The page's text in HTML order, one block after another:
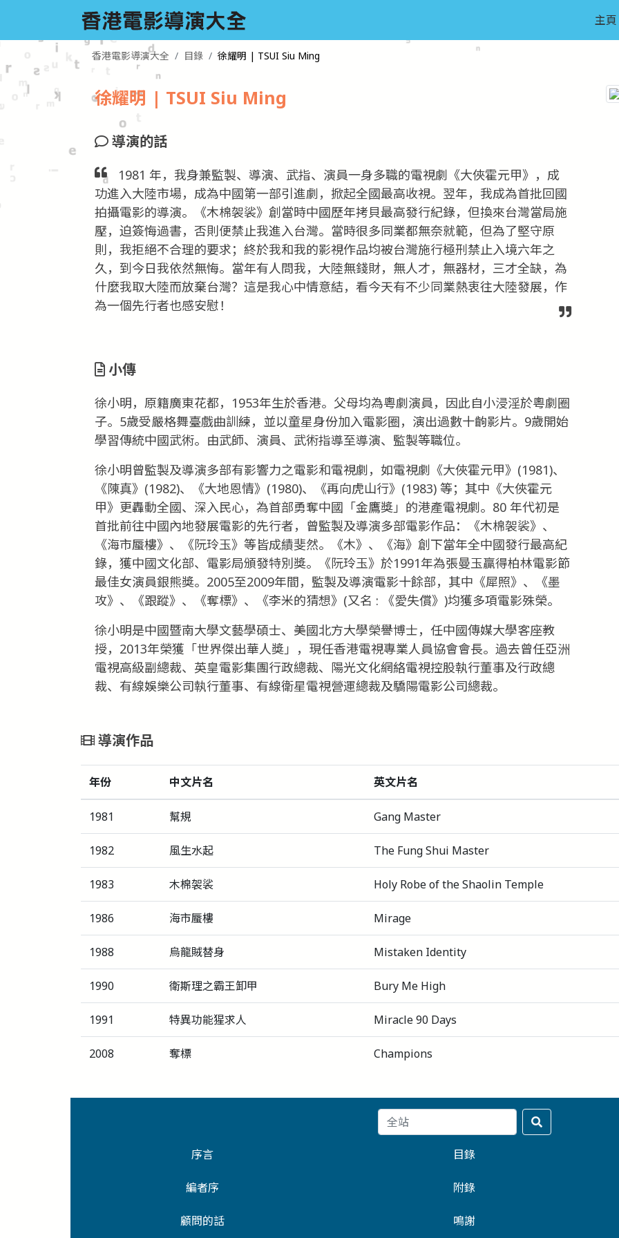
主頁
香港電影導演大全 目錄 徐耀明 | TSUI Siu Ming
徐耀明 | TSUI Siu Ming
導演的話
1981 年，我身兼監製、導演、武指、演員一身多職的電視劇《大俠霍元甲》，成
功進入大陸市場，成為中國第一部引進劇，掀起全國最高收視。翌年，我成為首批回國
拍攝電影的導演。《木棉袈裟》創當時中國歷年拷貝最高發行紀錄，但換來台灣當局施
壓，迫簽悔過書，否則便禁止我進入台灣。當時很多同業都無奈就範，但為了堅守原
則，我拒絕不合理的要求；終於我和我的影視作品均被台灣施行極刑禁止入境六年之
久，到今日我依然無悔。當年有人問我，大陸無錢財，無人才，無器材，三才全缺，為
什麼我取大陸而放棄台灣？這是我心中情意結，看今天有不少同業熱衷往大陸發展，作
為一個先行者也感安慰！
小傳
徐小明，原籍廣東花都，1953年生於香港。父母均為粵劇演員，因此自小浸淫於粵劇圈
子。5歲受嚴格舞臺戲曲訓練，並以童星身份加入電影圈，演出過數十齣影片。9歲開始
學習傳統中國武術。由武師、演員、武術指導至導演、監製等職位。
徐小明曾監製及導演多部有影響力之電影和電視劇，如電視劇《大俠霍元甲》(1981)、
《陳真》(1982)、《大地恩情》(1980)、《再向虎山行》(1983) 等；其中《大俠霍元
甲》更轟動全國、深入民心，為首部勇奪中國「金鷹獎」的港產電視劇。80 年代初是
首批前往中國內地發展電影的先行者，曾監製及導演多部電影作品：《木棉袈裟》、
《海市蜃樓》、《阮玲玉》等皆成績斐然。《木》、《海》創下當年全中國發行最高紀
錄，獲中國文化部、電影局頒發特別獎。《阮玲玉》於1991年為張曼玉贏得柏林電影節
最佳女演員銀熊獎。2005至2009年間，監製及導演電影十餘部，其中《犀照》、《墨
攻》、《跟蹤》、《奪標》、《李米的猜想》(又名 : 《愛失償》)均獲多項電影殊榮。
徐小明是中國暨南大學文藝學碩士、美國北方大學榮譽博士，任中國傳媒大學客座教
授，2013年榮獲「世界傑出華人獎」，現任香港電視專業人員協會會長。過去曾任亞洲
電視高級副總裁、英皇電影集團行政總裁、陽光文化網絡電視控股執行董事及行政總
裁、有線娛樂公司執行董事、有線衛星電視營運總裁及驕陽電影公司總裁。
導演作品
年份 中文片名 英文片名
1981 幫規 Gang Master
1982 風生水起 The Fung Shui Master
1983 木棉袈裟 Holy Robe of the Shaolin Temple
1986 海市蜃樓 Mirage
1988 烏龍賊替身 Mistaken Identity
1990 衛斯理之霸王卸甲 Bury Me High
1991 特異功能猩求人 Miracle 90 Days
2008 奪標 Champions
序言 目錄
編者序 附錄
顧問的話 鳴謝